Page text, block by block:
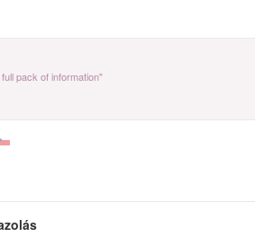
pack of information"